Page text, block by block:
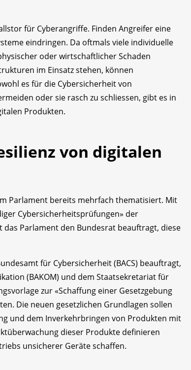
für Cyberangriffe. Finden Angreifer eine
eindringen. Da oftmals viele individuelle
oder wirtschaftlicher Schaden
im Einsatz stehen, können
es für die Cybersicherheit von
oder sie rasch zu schliessen, gibt es in
Produkten.
von digitalen
Parlament bereits mehrfach thematisiert. Mit
Cybersicherheitsprüfungen» der
Parlament den Bundesrat beauftragt, diese
für Cybersicherheit (BACS) beauftragt,
(BAKOM) und dem Staatsekretariat für
zur «Schaffung einer Gesetzgebung
Die neuen gesetzlichen Grundlagen sollen
und dem Inverkehrbringen von Produkten mit
dieser Produkte definieren
unsicherer Geräte schaffen.